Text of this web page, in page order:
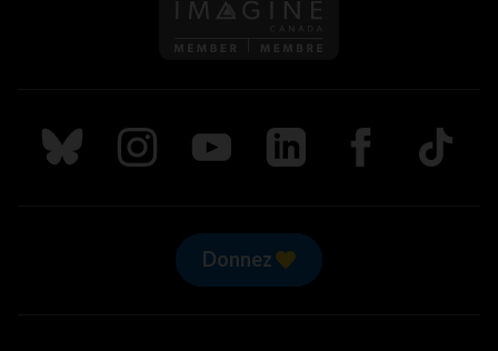
Suivez nous sur Bluesky
Suivez nous sur Instagram
Suivez nous sur Youtube
Suivez nous sur LinkedIn
Suivez nous sur
TikTok
Donnez